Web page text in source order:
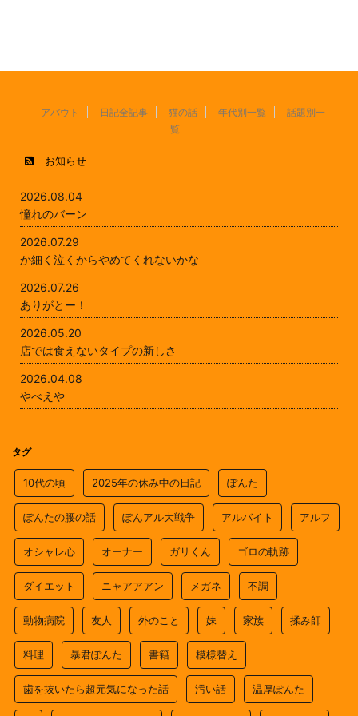
アバウト 日記全記事 猫の話 年代別一覧
話題別一
覧
お知らせ
2026.08.04
憧れのバーン
2026.07.29
か細く泣くからやめてくれないかな
2026.07.26
ありがとー！
2026.05.20
店では食えないタイプの新しさ
2026.04.08
やべえや
タグ
10代の頃 2025年の休み中の日記 ぽんた
ぽんたの腰の話 ぽんアル大戦争 アルバイト アルフ
オシャレ心 オーナー ガリくん ゴロの軌跡
ダイエット ニャアアアン メガネ 不調
動物病院 友人 外のこと 妹 家族 揉み師
料理 暴君ぽんた 書籍 模様替え
歯を抜いたら超元気になった話 汚い話 温厚ぽんた